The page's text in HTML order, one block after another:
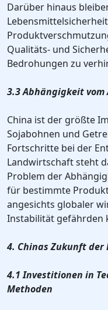
Darüber hinaus
Qualitäts- und
Bedrohungen zu
3.3 Abhängigkeit
China ist der größte
Sojabohnen und
Fortschritte bei der
Landwirtschaft steht
Problem der
für bestimmte
angesichts globaler
Instabilität gefährden
4. Chinas Zukunft
4.1 Investitionen in
Methoden